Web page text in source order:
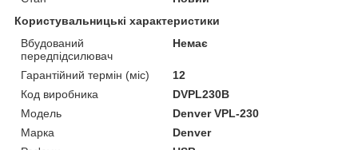
Користувальницькі характеристики
Вбудований
передпідсилювач
Немає
Гарантійний термін (міс)
12
Код виробника
DVPL230B
Мoдель
Denver VPL-230
Марка
Denver